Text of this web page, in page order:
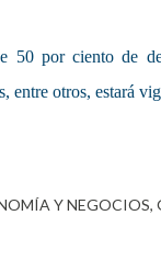
50 por ciento de
entre otros, estará
Y NEGOCIOS